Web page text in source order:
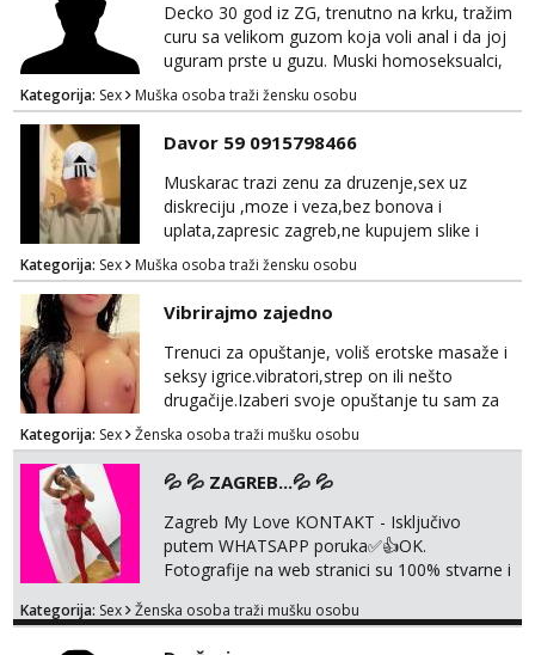
Decko 30 god iz ZG, trenutno na krku, tražim
curu sa velikom guzom koja voli anal i da joj
uguram prste u guzu. Muski homoseksualci,
parovi i transiči odjebite, ne zanimate me. Bilo
kakva placanja opcenito (gotovina) ili
unaprijed (aircash, paysafecard, bonovi) ne
dolaze u obzir. Javit se prvo porukom na
whatsapp 0958048882.
Kategorija: Sex Muška osoba traži žensku osobu
Davor 59 0915798466
Muskarac trazi zenu za druzenje,sex uz
diskreciju ,moze i veza,bez bonova i
uplata,zapresic zagreb,ne kupujem slike i
videa
Kategorija: Sex Muška osoba traži žensku osobu
Vibrirajmo zajedno
Trenuci za opuštanje, voliš erotske masaže i
seksy igrice.vibratori,strep on ili nešto
drugačije.Izaberi svoje opuštanje tu sam za
tebe.sve info na mob 095/762-8147
Kategorija: Sex Ženska osoba traži mušku osobu
💦 💦 ZAGREB...💦 💦
Zagreb My Love KONTAKT - Isključivo
putem WHATSAPP poruka✅️👍OK.
Fotografije na web stranici su 100% stvarne i
dobrodošli! Ali informacije ću vam poslati
Kategorija: Sex Ženska osoba traži mušku osobu